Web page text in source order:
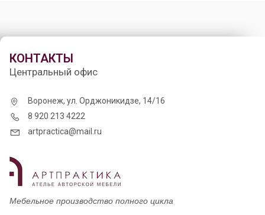
КОНТАКТЫ
Центральный офис
Воронеж, ул. Орджоникидзе, 14/16
8 920 213 4222
artpractica@mail.ru
Мебельное производство полного цикла